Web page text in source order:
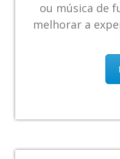
ou música de
melhorar a